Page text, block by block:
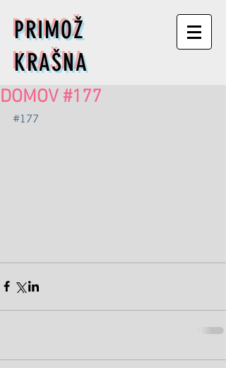
PRIMOŽ
KRAŠNA
DOMOV #177
#177